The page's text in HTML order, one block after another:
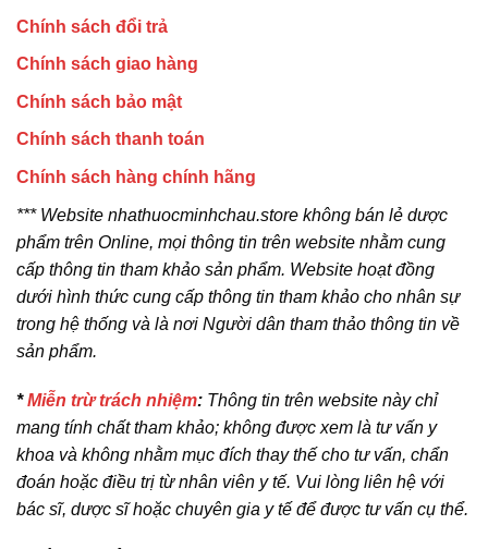
Chính sách đổi trả
Chính sách giao hàng
Chính sách bảo mật
Chính sách thanh toán
Chính sách hàng chính hãng
*** Website nhathuocminhchau.store không bán lẻ dược
phẩm trên Online, mọi thông tin trên website nhằm cung
cấp thông tin tham khảo sản phẩm. Website hoạt đồng
dưới hình thức cung cấp thông tin tham khảo cho nhân sự
trong hệ thống và là nơi Người dân tham thảo thông tin về
sản phẩm.
*Miễn trừ trách nhiệm: Thông tin trên website này chỉ
mang tính chất tham khảo; không được xem là tư vấn y
khoa và không nhằm mục đích thay thế cho tư vấn, chẩn
đoán hoặc điều trị từ nhân viên y tế. Vui lòng liên hệ với
bác sĩ, dược sĩ hoặc chuyên gia y tế để được tư vấn cụ thể.